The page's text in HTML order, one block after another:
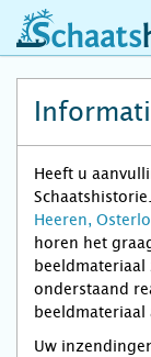
Heeft u
Heeren,
horen het
onderstaand
beeldmateriaal
Uw